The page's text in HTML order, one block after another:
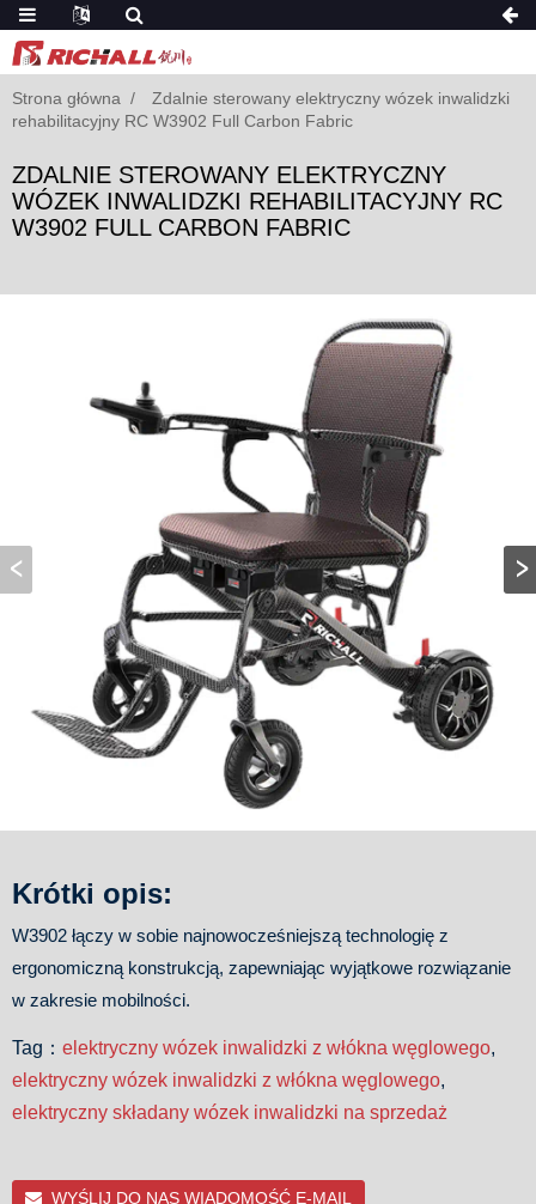
Strona główna
Zdalnie sterowany elektryczny wózek inwalidzki
rehabilitacyjny RC W3902 Full Carbon Fabric
ZDALNIE STEROWANY ELEKTRYCZNY
WÓZEK INWALIDZKI REHABILITACYJNY RC
W3902 FULL CARBON FABRIC
Krótki opis:
W3902 łączy w sobie najnowocześniejszą technologię z
ergonomiczną konstrukcją, zapewniając wyjątkowe rozwiązanie
w zakresie mobilności.
Tag： elektryczny wózek inwalidzki z włókna węglowego,
elektryczny wózek inwalidzki z włókna węglowego,
elektryczny składany wózek inwalidzki na sprzedaż
WYŚLIJ DO NAS WIADOMOŚĆ E-MAIL